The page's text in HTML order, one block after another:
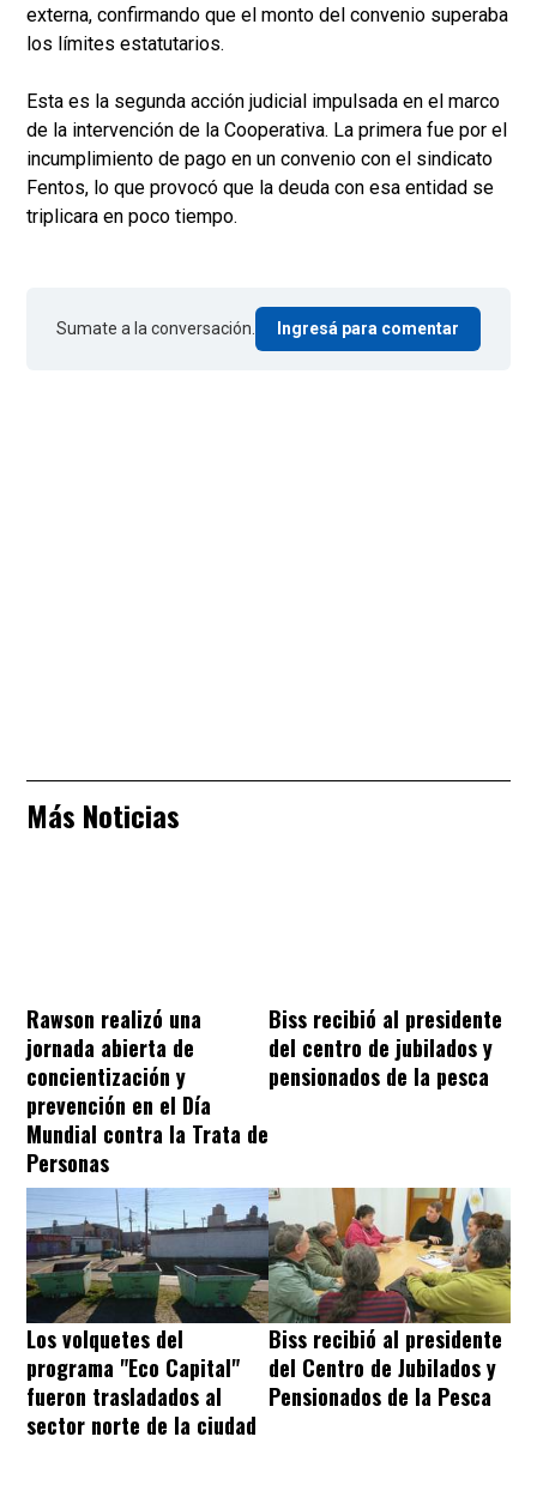
externa, confirmando que el monto del convenio superaba
los límites estatutarios.
Esta es la segunda acción judicial impulsada en el marco
de la intervención de la Cooperativa. La primera fue por el
incumplimiento de pago en un convenio con el sindicato
Fentos, lo que provocó que la deuda con esa entidad se
triplicara en poco tiempo.
Sumate a la conversación. Ingresá para comentar
Más Noticias
Rawson realizó una
jornada abierta de
concientización y
prevención en el Día
Mundial contra la Trata de
Personas
Biss recibió al presidente
del centro de jubilados y
pensionados de la pesca
Los volquetes del
programa "Eco Capital"
fueron trasladados al
sector norte de la ciudad
Biss recibió al presidente
del Centro de Jubilados y
Pensionados de la Pesca